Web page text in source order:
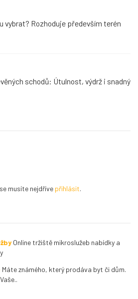
vybrat? Rozhoduje především terén
schodů: Útulnost, výdrž i snadný
musíte nejdříve přihlásit.
Online tržiště mikroslužeb nabídky a
Máte známého, který prodáva byt či dům.